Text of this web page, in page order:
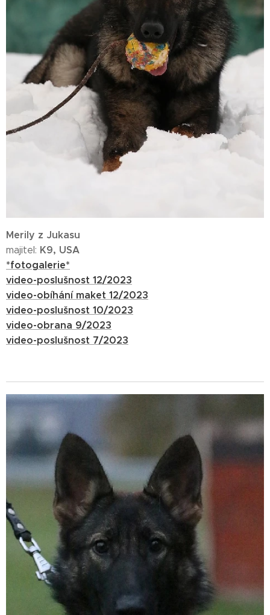
Merily z Jukasu
majitel: K9, USA
*fotogalerie*
video-poslušnost 12/2023
video-obíhání maket 12/2023
video-poslušnost 10/2023
video-obrana 9/2023
video-poslušnost 7/2023